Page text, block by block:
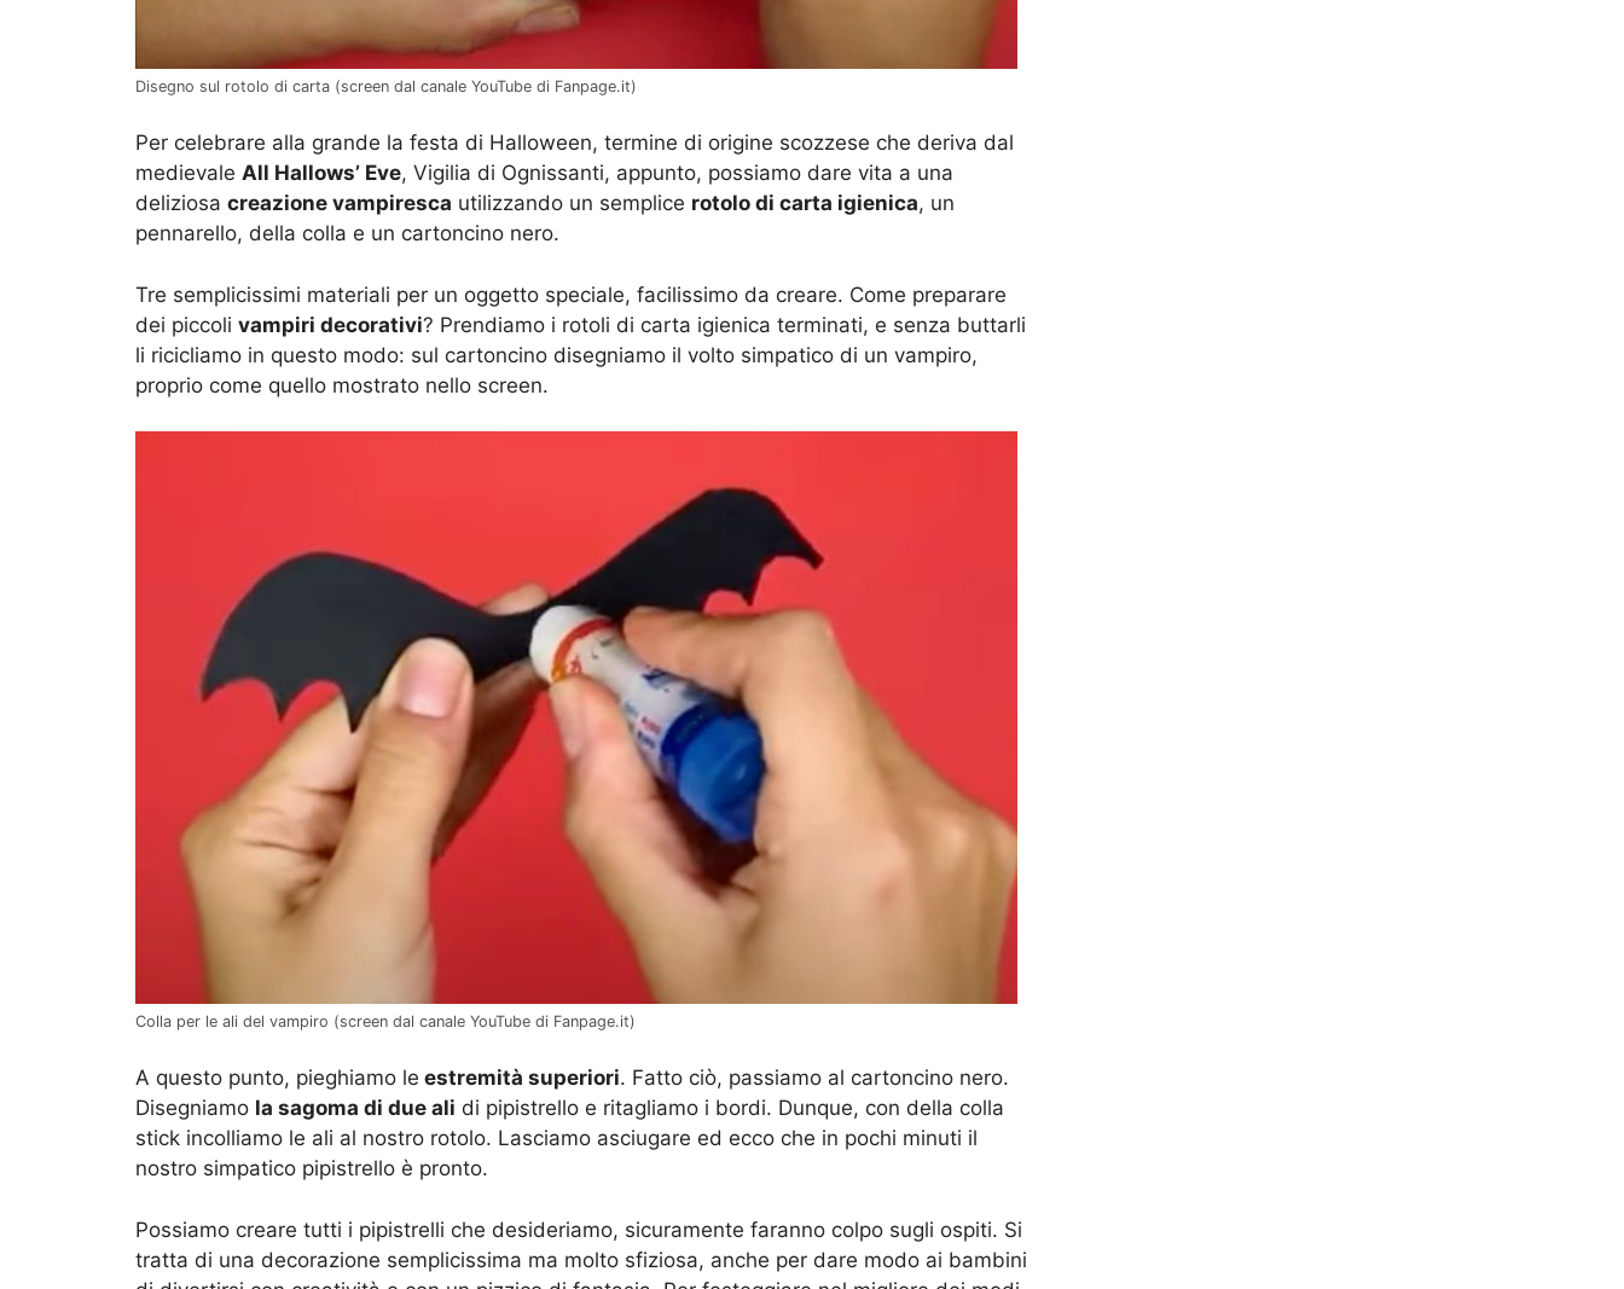
Disegno sul rotolo di carta (screen dal canale YouTube di Fanpage.it)
Per celebrare alla grande la festa di Halloween, termine di origine scozzese che deriva dal
medievale All Hallows’ Eve, Vigilia di Ognissanti, appunto, possiamo dare vita a una
deliziosa creazione vampiresca utilizzando un semplice rotolo di carta igienica, un
pennarello, della colla e un cartoncino nero.
Tre semplicissimi materiali per un oggetto speciale, facilissimo da creare. Come preparare
dei piccoli vampiri decorativi? Prendiamo i rotoli di carta igienica terminati, e senza buttarli
li ricicliamo in questo modo: sul cartoncino disegniamo il volto simpatico di un vampiro,
proprio come quello mostrato nello screen.
Colla per le ali del vampiro (screen dal canale YouTube di Fanpage.it)
A questo punto, pieghiamo le estremità superiori. Fatto ciò, passiamo al cartoncino nero.
Disegniamo la sagoma di due ali di pipistrello e ritagliamo i bordi. Dunque, con della colla
stick incolliamo le ali al nostro rotolo. Lasciamo asciugare ed ecco che in pochi minuti il
nostro simpatico pipistrello è pronto.
Possiamo creare tutti i pipistrelli che desideriamo, sicuramente faranno colpo sugli ospiti. Si
tratta di una decorazione semplicissima ma molto sfiziosa, anche per dare modo ai bambini